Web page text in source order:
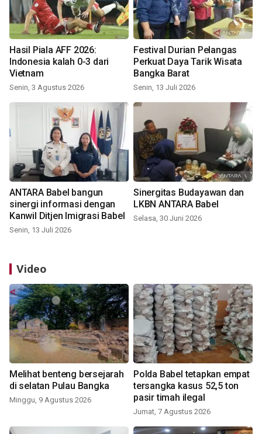
Hasil Piala AFF 2026:
Indonesia kalah 0-3 dari
Vietnam
Senin, 3 Agustus 2026
Festival Durian Pelangas
Perkuat Daya Tarik Wisata
Bangka Barat
Senin, 13 Juli 2026
ANTARA Babel bangun
sinergi informasi dengan
Kanwil Ditjen Imigrasi Babel
Senin, 13 Juli 2026
Sinergitas Budayawan dan
LKBN ANTARA Babel
Selasa, 30 Juni 2026
Video
Melihat benteng bersejarah
di selatan Pulau Bangka
Minggu, 9 Agustus 2026
Polda Babel tetapkan empat
tersangka kasus 52,5 ton
pasir timah ilegal
Jumat, 7 Agustus 2026